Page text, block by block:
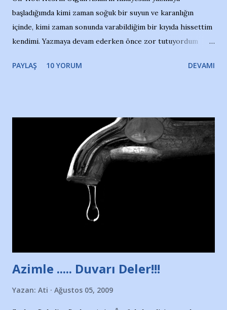
başladığımda kimi zaman soğuk bir suyun ve karanlığın
içinde, kimi zaman sonunda varabildiğim bir kıyıda hissettim
kendimi. Yazmaya devam ederken önce zor tutuyordum
Yazımı, ağlayarak bitirebildim ancak…Kendisinin web
Nesrin’in Hikayesi’ne başlıyorum… 1964 Adana Yüzme
havuzunun kenarında 7 yaşında kara kuru bir kız çocuğu
duruyor. Havuzun içinde Adana Demirspor Kulübü
yüzücüleri. Erkekler çoğunlukta. Küçük kız etrafına bakıyor.
Sadece 4 kız çocuğu var. Nesrin, Adana Demirspor’un 4
kızından biri oluyor o gün…Giriyor havuza. 1973 – 1975
Adana Nesrin, 16 yaşında. Yüzüyor. 7 yaşında girdiği
Türkiye 3.lüğü var. 17 yaşında mar...
PAYLAŞ 10 YORUM DEVAMI
Azimle ..... Duvarı Deler!!!
Yazan: Ati Ağustos 05, 2009